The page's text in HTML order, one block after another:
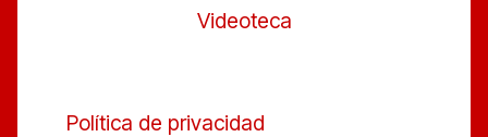
Videoteca
Política de privacidad